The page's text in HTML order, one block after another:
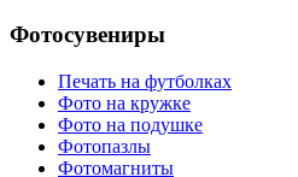
Фотосувениры
Печать на футболках
Фото на кружке
Фото на подушке
Фотопазлы
Фотомагниты